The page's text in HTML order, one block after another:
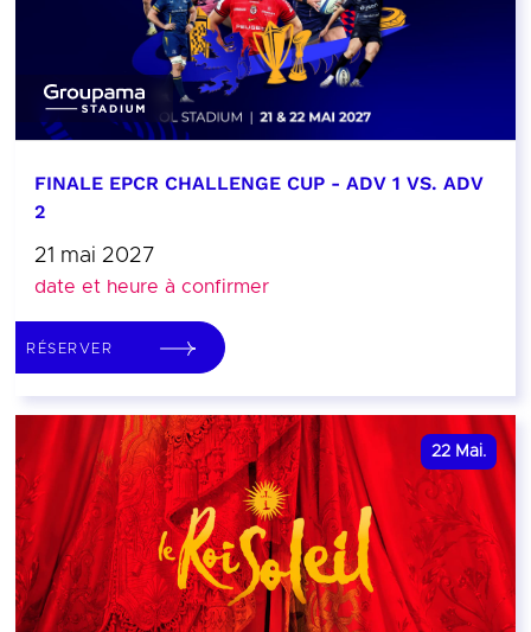
FINALE EPCR CHALLENGE CUP - ADV 1 VS. ADV
2
21 mai 2027
date et heure à confirmer
RÉSERVER
22 Mai.